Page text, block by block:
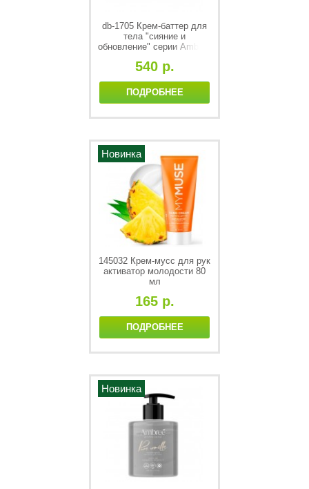
db-1705 Крем-баттер для
тела "сияние и
обновление" серии Ambree
мл
540 р.
ПОДРОБНЕЕ
Новинка
145032 Крем-мусс для рук
активатор молодости 80
мл
165 р.
ПОДРОБНЕЕ
Новинка